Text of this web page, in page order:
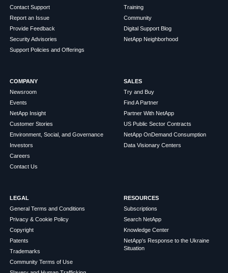
Contact Support
Report an Issue
Provide Feedback
Security Advisories
Support Policies and Offerings
Training
Community
Digital Support Blog
NetApp Neighborhood
COMPANY
Newsroom
Events
NetApp Insight
Customer Stories
Environment, Social, and Governance
Investors
Careers
Contact Us
SALES
Try and Buy
Find A Partner
Partner With NetApp
US Public Sector Contracts
NetApp OnDemand Consumption
Data Visionary Centers
LEGAL
General Terms and Conditions
Privacy & Cookie Policy
Copyright
Patents
Trademarks
Community Terms of Use
RESOURCES
Subscriptions
Search NetApp
Knowledge Center
NetApp's Response to the Ukraine
Situation